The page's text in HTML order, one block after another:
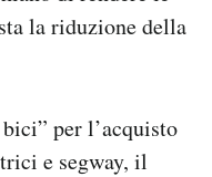
la riduzione della
per l’acquisto
e segway, il